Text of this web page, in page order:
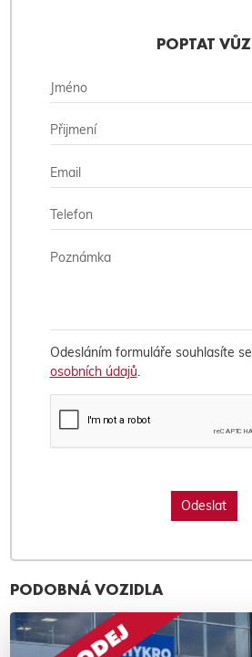
POPTAT VŮZ
Odesláním formuláře souhlasíte se
osobních údajů.
PODOBNÁ VOZIDLA